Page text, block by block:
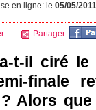
en ligne: le 05/05/2011
Partager:
t-il ciré
finale
Alors